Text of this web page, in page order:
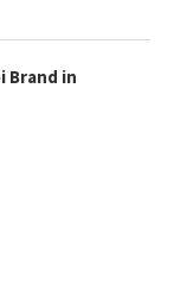
Brand in